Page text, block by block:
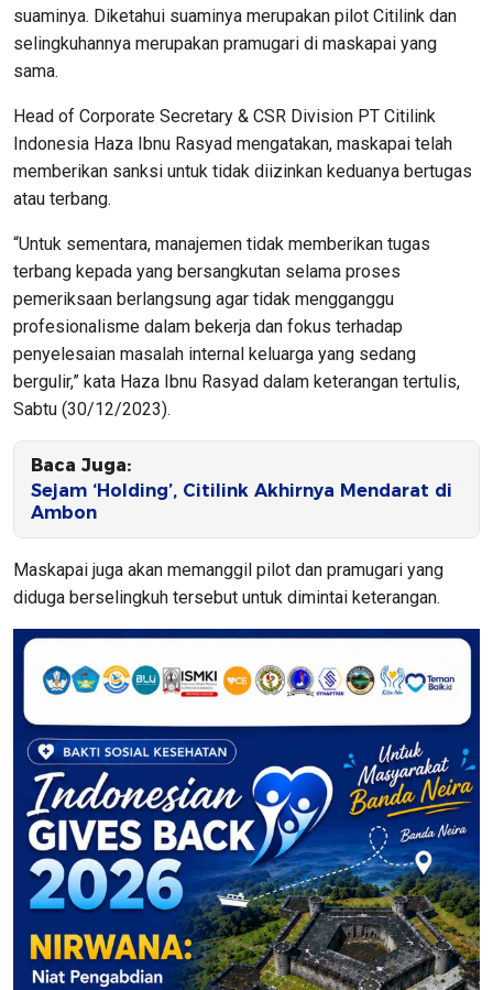
suaminya. Diketahui suaminya merupakan pilot Citilink dan
selingkuhannya merupakan pramugari di maskapai yang
sama.
Head of Corporate Secretary & CSR Division PT Citilink
Indonesia Haza Ibnu Rasyad mengatakan, maskapai telah
memberikan sanksi untuk tidak diizinkan keduanya bertugas
atau terbang.
“Untuk sementara, manajemen tidak memberikan tugas
terbang kepada yang bersangkutan selama proses
pemeriksaan berlangsung agar tidak mengganggu
profesionalisme dalam bekerja dan fokus terhadap
penyelesaian masalah internal keluarga yang sedang
bergulir,” kata Haza Ibnu Rasyad dalam keterangan tertulis,
Sabtu (30/12/2023).
Baca Juga:
Sejam ‘Holding’, Citilink Akhirnya Mendarat di
Ambon
Maskapai juga akan memanggil pilot dan pramugari yang
diduga berselingkuh tersebut untuk dimintai keterangan.